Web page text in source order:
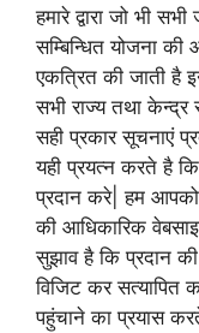
हमारे द्वारा जो भी
सम्बिन्धित योजना
एकत्रित की जाती है
सभी राज्य तथा
सही प्रकार सूचनाएं
यही प्रयत्न करते है
प्रदान करे| हम आपको
की आधिकारिक
सुझाव है कि प्रदान
विजिट कर
पहुंचाने का प्रयास